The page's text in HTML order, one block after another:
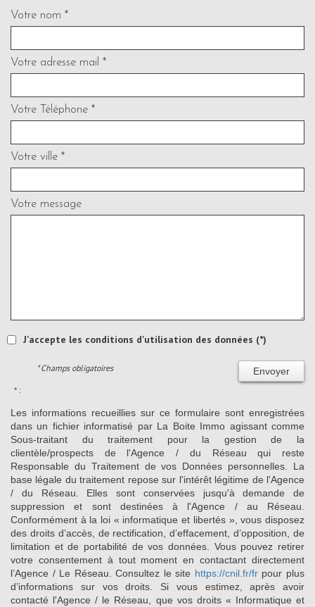
Votre nom *
Votre adresse mail *
Votre Téléphone *
Votre ville *
Votre message
J'accepte les conditions d'utilisation des données (*)
Envoyer
* Champs obligatoires
* :
Les informations recueillies sur ce formulaire sont enregistrées
dans un fichier informatisé par La Boite Immo agissant comme
Sous-traitant du traitement pour la gestion de la
clientèle/prospects de l'Agence / du Réseau qui reste
Responsable du Traitement de vos Données personnelles. La
base légale du traitement repose sur l'intérêt légitime de l'Agence
/ du Réseau. Elles sont conservées jusqu'à demande de
suppression et sont destinées à l'Agence / au Réseau.
Conformément à la loi « informatique et libertés », vous disposez
des droits d’accès, de rectification, d’effacement, d’opposition, de
limitation et de portabilité de vos données. Vous pouvez retirer
votre consentement à tout moment en contactant directement
l’Agence / Le Réseau. Consultez le site https://cnil.fr/frpour plus
d’informations sur vos droits. Si vous estimez, après avoir
contacté l'Agence / le Réseau, que vos droits « Informatique et